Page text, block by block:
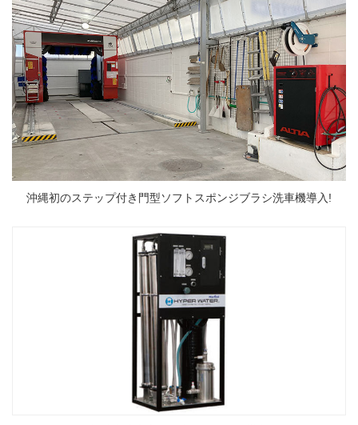
沖縄初のステップ付き門型ソフトスポンジブラシ洗車機導入!